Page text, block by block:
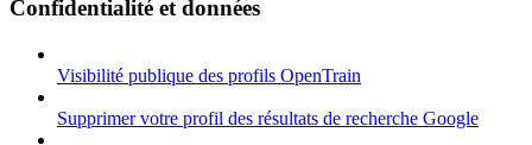
Confidentialité et données
Visibilité publique des profils OpenTrain
Supprimer votre profil des résultats de recherche Google